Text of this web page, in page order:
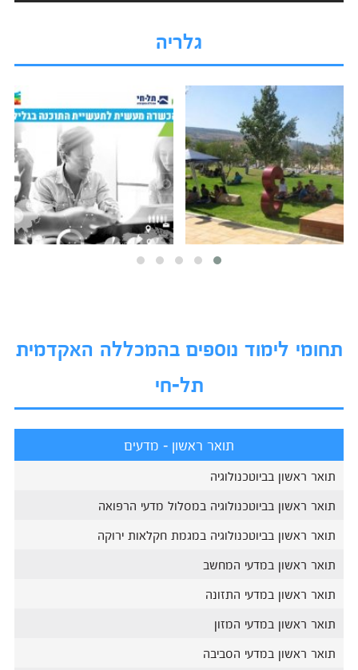
גלריה
תחומי לימוד נוספים בהמכללה האקדמית
תל-חי
תואר ראשון - מדעים
תואר ראשון בביוטכנולוגיה
תואר ראשון בביוטכנולוגיה במסלול מדעי הרפואה
תואר ראשון בביוטכנולוגיה במגמת חקלאות ירוקה
תואר ראשון במדעי המחשב
תואר ראשון במדעי התזונה
תואר ראשון במדעי המזון
תואר ראשון במדעי הסביבה